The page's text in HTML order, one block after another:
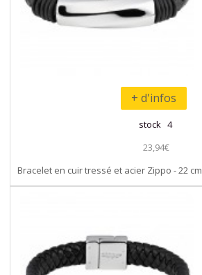
+ d'infos
stock 4
23,94€
Bracelet en cuir tressé et acier Zippo - 22 cm